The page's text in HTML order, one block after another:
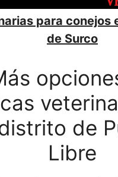
para conejos
de Surco
de
Libre